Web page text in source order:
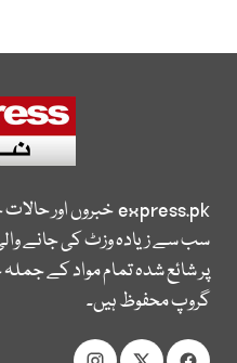
express.pkخبروں اور
سب سے زیادہ وزٹ کی جانے
پر شائع شدہ تمام مواد کے
گروپ محفوظ ہیں۔